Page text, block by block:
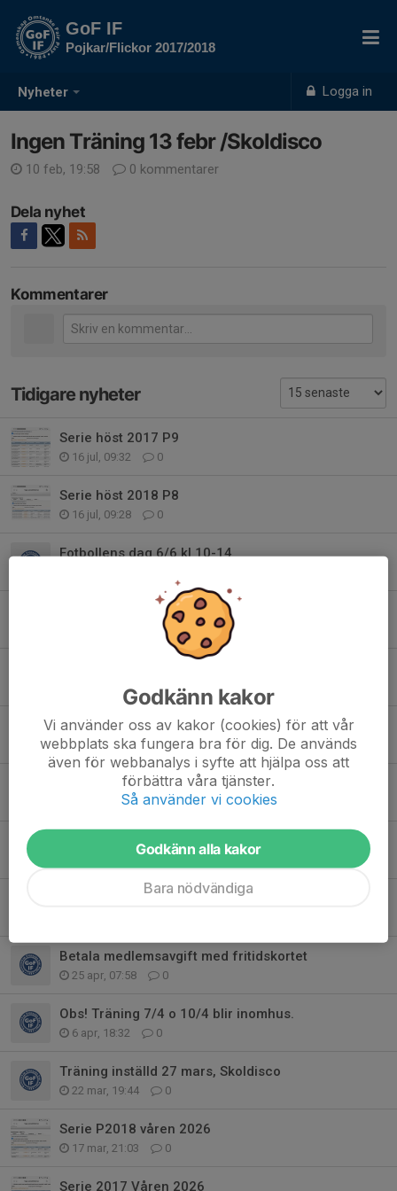
Nyheter Logga in
GoF IF
Pojkar/Flickor 2017/2018
Ingen Träning 13 febr /Skoldisco
10 feb, 19:58 0 kommentarer
Dela nyhet
Kommentarer
Tidigare nyheter
Serie höst 2017 P9
16 jul, 09:32 0
Serie höst 2018 P8
16 jul, 09:28 0
Fotbollens dag 6/6 kl 10-14
Obs! Ingen träning 5/6
0
24 maj, 15:29 1
Försäljning Bambusa
18 maj, 19:27 0
Träning 12 maj i Gårdstånga
10 maj, 08:14 0
Träning v 19 Gårdstånga idrottsplats
Obs ingen träning ikväll 1 Maj kl 1700
Betala medlemsavgift med fritidskortet
25 apr, 07:58 0
Obs! Träning 7/4 o 10/4 blir inomhus.
6 apr, 18:32 0
Träning inställd 27 mars, Skoldisco
22 mar, 19:44 0
Serie P2018 våren 2026
17 mar, 21:03 0
Serie 2017 Våren 2026
Godkänn kakor
Vi använder oss av kakor (cookies) för att vår
webbplats ska fungera bra för dig. De används
även för webbanalys i syfte att hjälpa oss att
förbättra våra tjänster.
Så använder vi cookies
Godkänn alla kakor
Bara nödvändiga